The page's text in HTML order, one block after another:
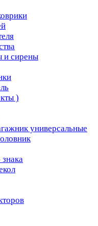
и сирены
)
универсальные